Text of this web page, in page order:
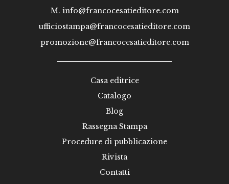
M. info@francocesatieditore.com
ufficiostampa@francocesatieditore.com
promozione@francocesatieditore.com
Casa editrice
Catalogo
Blog
Rassegna Stampa
Procedure di pubblicazione
Rivista
Contatti